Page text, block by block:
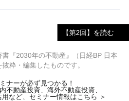
【第2回】を読む
『2030年の不動産』（日経BP 日本
粋・編集したものです。
ナーが必ず見つかる！
不動産投資、海外不動産投資、
など、セミナー情報はこちら ＞